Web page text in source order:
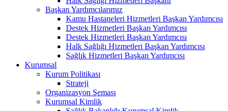
Başkan Yardımcılarımız
Kamu Hastaneleri Hizmetleri Başkan Yardımcısı
Destek Hizmetleri Başkan Yardımcısı
Destek Hizmetleri Başkan Yardımcısı
Halk Sağlığı Hizmetleri Başkan Yardımcısı
Sağlık Hizmetleri Başkan Yardımcısı
Kurumsal
Kurum Politikası
Strateji
Organizasyon Şeması
Kurumsal Kimlik